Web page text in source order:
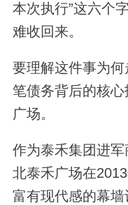
本次执行”这六个
难收回来。
要理解这件事为
笔债务背后的核
广场。
作为泰禾集团进
北泰禾广场在
富有现代感的幕